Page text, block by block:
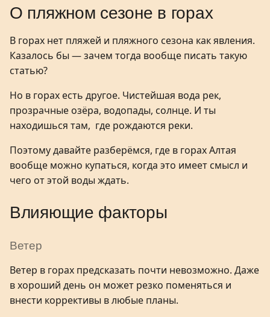
О пляжном сезоне в горах
В горах нет пляжей и пляжного сезона как явления.
Казалось бы — зачем тогда вообще писать такую
статью?
Но в горах есть другое. Чистейшая вода рек,
прозрачные озёра, водопады, солнце. И ты
находишься там, где рождаются реки.
Поэтому давайте разберёмся, где в горах Алтая
вообще можно купаться, когда это имеет смысл и
чего от этой воды ждать.
Влияющие факторы
Ветер
Ветер в горах предсказать почти невозможно. Даже
в хороший день он может резко поменяться и
внести коррективы в любые планы.